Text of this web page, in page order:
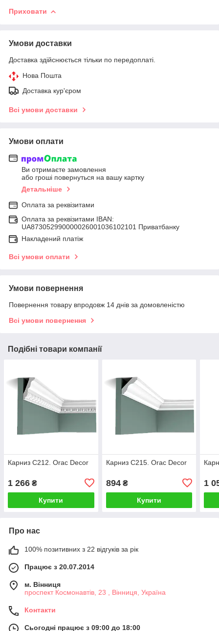
Приховати
Умови доставки
Доставка здійснюється тільки по передоплаті.
Нова Пошта
Доставка кур'єром
Всі умови доставки
Умови оплати
Ви отримаєте замовлення
або гроші повернуться на вашу картку
Детальніше
Оплата за реквізитами
Оплата за реквізитами IBAN:
UA873052990000026001036102101 Приватбанку
Накладений платіж
Всі умови оплати
Умови повернення
Повернення товару впродовж 14 днів за домовленістю
Всі умови повернення
Подібні товари компанії
Карниз C212. Orac Decor
1 266 ₴
Купити
Карниз C215. Orac Decor
894₴
Купити
1
Про нас
100% позитивних з 22 відгуків за рік
Працює з 20.07.2014
м. Вінниця
проспект Космонавтів, 23 , Вінниця, Україна
Контакти
Сьогодні працює з 09:00 до 18:00